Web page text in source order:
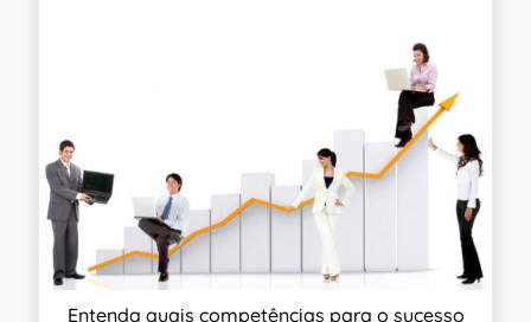
Entenda quais competências para o sucesso